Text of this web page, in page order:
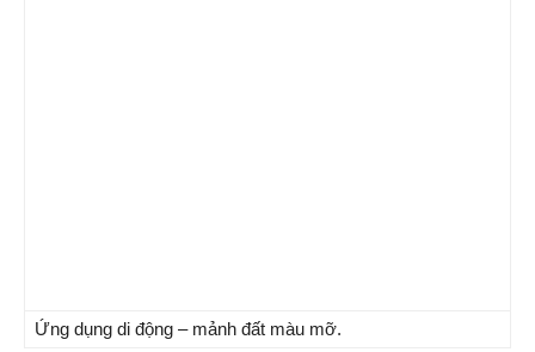
Ứng dụng di động – mảnh đất màu mỡ.